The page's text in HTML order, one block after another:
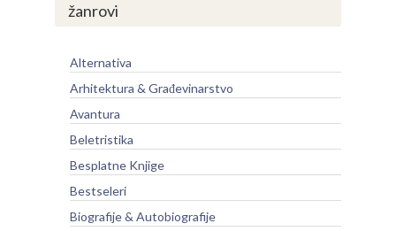
žanrovi
Alternativa
Arhitektura & Građevinarstvo
Avantura
Beletristika
Besplatne Knjige
Bestseleri
Biografije & Autobiografije